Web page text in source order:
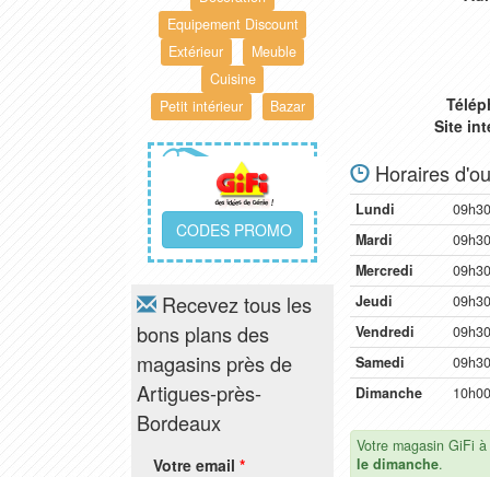
Equipement Discount
Extérieur
Meuble
Cuisine
Petit intérieur
Bazar
CODES PROMO
Recevez tous les
bons plans des
magasins près de
Artigues-près-
Bordeaux
Votre email *
Site
Horaires
Lundi
Mardi
Mercredi
Jeudi
Vendredi
Samedi
Dimanche
Votre magasin GiFi
le dimanche.